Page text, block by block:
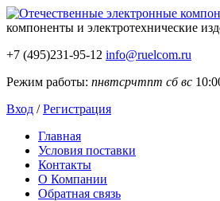
компоненты и электротехнические
+7 (495)231-95-12 info@ruelcom.ru
Режим работы: пнвтсрчтпт сб вс
Вход /Регистрация
Главная
Условия поставки
Контакты
О Компании
Обратная связь